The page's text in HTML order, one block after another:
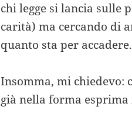
chi legge si lancia sulle
carità) ma cercando di
quanto sta per accadere.
Insomma, mi chiedevo:
già nella forma esprima